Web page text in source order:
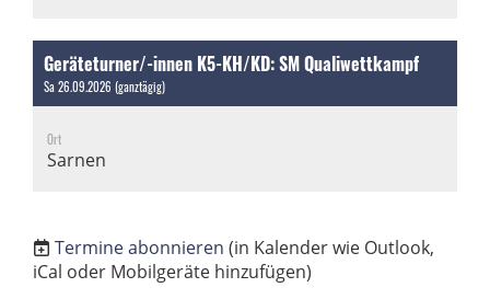
Geräteturner/-innen K5-KH/KD: SM Qualiwettkampf
Sa 26.09.2026 (ganztägig)
Ort
Sarnen
Termine abonnieren (in Kalender wie Outlook,
iCal oder Mobilgeräte hinzufügen)